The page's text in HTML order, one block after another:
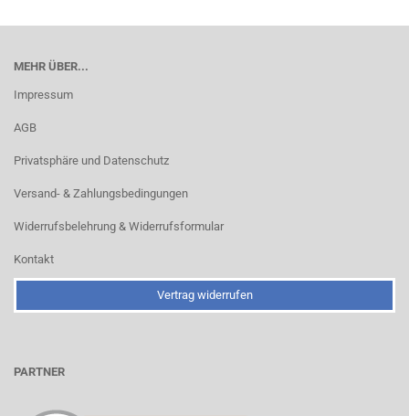
MEHR ÜBER...
Impressum
AGB
Privatsphäre und Datenschutz
Versand- & Zahlungsbedingungen
Widerrufsbelehrung & Widerrufsformular
Kontakt
Vertrag widerrufen
PARTNER